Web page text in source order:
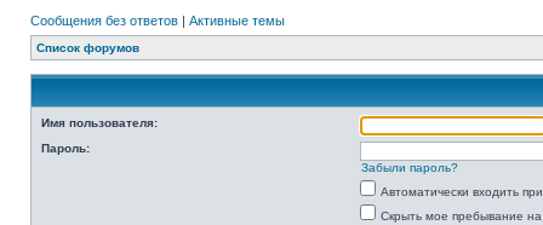
Сообщения без ответов | Активные темы
Список форумов
Имя пользователя:
Пароль:
Забыли пароль?
Автоматически входить
Скрыть мое пребывание